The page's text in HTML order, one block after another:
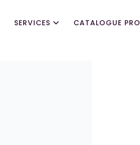
SERVICES CATALOGUE PRO